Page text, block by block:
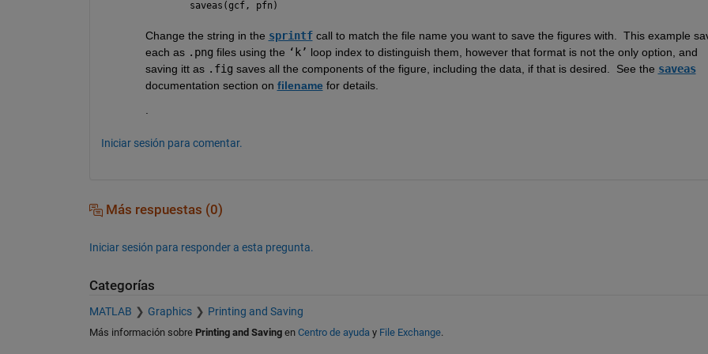
saveas(gcf, pfn)
Change the string in the sprintf call to match the file name you want to save the figures with.  This example
each as .png files using the ‘k’ loop index to distinguish them, however that format is not the only option, and
saving itt as .fig saves all the components of the figure, including the data, if that is desired.  See the saveas
documentation section on filename for details.
.
Iniciar sesión para comentar.
Más respuestas (0)
Iniciar sesión para responder a esta pregunta.
Categorías
MATLAB Graphics Printing and Saving
Más información sobre Printing and Savingen Centro de ayuda y File Exchange.